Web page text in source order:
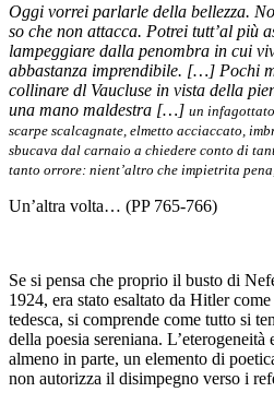
Oggi vorrei parlarle della bellezza.
so che non attacca. Potrei tutt’al più
lampeggiare dalla penombra in cui
abbastanza imprendibile. […] Pochi
collinare dl Vaucluse in vista della
una mano maldestra […] un
scarpe scalcagnate, elmetto acciaccato,
sbucava dal carnaio a chiedere conto di
tanto orrore: nient’altro che impietrita
Un’altra volta… (PP765-766)
Se si pensa che proprio il busto di
1924, era stato esaltato da Hitler
tedesca, si comprende come tutto si
della poesia sereniana. L’eterogeneità
almeno in parte, un elemento di
non autorizza il disimpegno verso i